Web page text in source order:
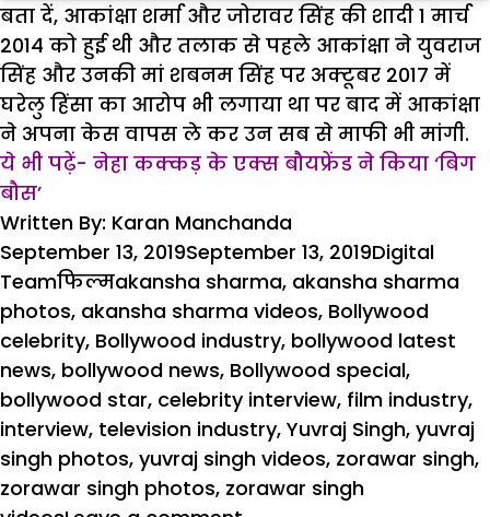
बता दें, आकांक्षा शर्मा और जोरावर सिंह की शादी 1 मार्च
2014 को हुई थी और तलाक से पहले आकांक्षा ने युवराज
सिंह और उनकी मां शबनम सिंह पर अक्टूबर 2017 में
घरेलु हिंसा का आरोप भी लगाया था पर बाद में आकांक्षा
ने अपना केस वापस ले कर उन सब से माफी भी मांगी.
ये भी पढ़ें- नेहा कक्कड़ के एक्स बौयफ्रेंड ने किया ‘बिग
बौस’
Written By: Karan Manchanda
Posted
on
September 13, 2019September 13, 2019Author
Digital
TeamCategories
फिल्मTags
akansha sharma, akansha sharma
photos, akansha sharma videos, Bollywood
celebrity, Bollywood industry, bollywood latest
news, bollywood news, Bollywood special,
bollywood star, celebrity interview, film industry,
interview, television industry, Yuvraj Singh, yuvraj
singh photos, yuvraj singh videos, zorawar singh,
zorawar singh photos, zorawar singh